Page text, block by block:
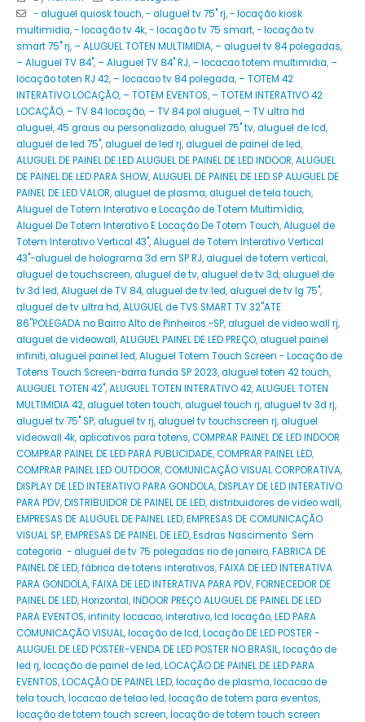
- aluguel quiosk touch,- aluguel tv 75" rj,- locação kiosk
multimidia,- locação tv 4k,- locação tv 75 smart,- locação tv
smart 75" rj,– ALUGUEL TOTEN MULTIMIDIA,– aluguel tv 84 polegadas,
– Aluguel TV 84",– Aluguel TV 84" RJ,– locacao totem multimidia,–
locação toten RJ 42,– locacao tv 84 polegada,– TOTEM 42
INTERATIVO LOCAÇÃO,– TOTEM EVENTOS,– TOTEM INTERATIVO 42
LOCAÇÃO,– TV 84 locação,– TV 84 pol aluguel,– TV ultra hd
aluguel,45 graus ou personalizado,aluguel 75" tv,aluguel de lcd,
aluguel de led 75",aluguel de led rj,aluguel de painel de led,
ALUGUEL DE PAINEL DE LED ALUGUEL DE PAINEL DE LED INDOOR,ALUGUEL
DE PAINEL DE LED PARA SHOW,ALUGUEL DE PAINEL DE LED SP ALUGUEL DE
PAINEL DE LED VALOR,aluguel de plasma,aluguel de tela touch,
Aluguel de Totem Interativo e Locação de Totem Multimídia,
Aluguel De Totem Interativo E Locação De Totem Touch,Aluguel de
Totem Interativo Vertical 43",Aluguel de Totem Interativo Vertical
43"-aluguel de holograma 3d em SP RJ,aluguel de totem vertical,
aluguel de touchscreen,aluguel de tv,aluguel de tv 3d,aluguel de
tv 3d led,Aluguel de TV 84,aluguel de tv led,aluguel de tv lg 75",
aluguel de tv ultra hd,ALUGUEL de TVS SMART TV 32''ATE
86''POLEGADA no Bairro‎ Alto de Pinheiros‎ -SP,aluguel de video wall rj,
aluguel de videowall,ALUGUEL PAINEL DE LED PREÇO,aluguel painel
infiniti,aluguel painel led,Aluguel Totem Touch Screen - Locação de
Totens Touch Screen-barra funda SP 2023,aluguel toten 42 touch,
ALUGUEL TOTEN 42",ALUGUEL TOTEN INTERATIVO 42,ALUGUEL TOTEN
MULTIMIDIA 42,aluguel toten touch,aluguel touch rj,aluguel tv 3d rj,
aluguel tv 75" SP,aluguel tv rj,aluguel tv touchscreen rj,aluguel
videowall 4k,aplicativos para totens,COMPRAR PAINEL DE LED INDOOR
COMPRAR PAINEL DE LED PARA PUBLICIDADE,COMPRAR PAINEL LED,
COMPRAR PAINEL LED OUTDOOR,COMUNICAÇÃO VISUAL CORPORATIVA,
DISPLAY DE LED INTERATIVO PARA GONDOLA,DISPLAY DE LED INTERATIVO
PARA PDV,DISTRIBUIDOR DE PAINEL DE LED,distribuidores de video wall,
EMPRESAS DE ALUGUEL DE PAINEL LED,EMPRESAS DE COMUNICAÇÃO
VISUAL SP,EMPRESAS DE PAINEL DE LED,Esdras Nascimento Sem
categoria - aluguel de tv 75 polegadas rio de janeiro,FABRICA DE
PAINEL DE LED,fábrica de totens interativos,FAIXA DE LED INTERATIVA
PARA GONDOLA,FAIXA DE LED INTERATIVA PARA PDV,FORNECEDOR DE
PAINEL DE LED,Horizontal,INDOOR PREÇO ALUGUEL DE PAINEL DE LED
PARA EVENTOS,infinity locacao,interativo,lcd locação,LED PARA
COMUNICAÇÃO VISUAL,locação de lcd,Locação DE LED POSTER -
ALUGUEL DE LED POSTER-VENDA DE LED POSTER NO BRASIL,locação de
led rj,locação de painel de led,LOCAÇÃO DE PAINEL DE LED PARA
EVENTOS,LOCAÇÃO DE PAINEL LED,locação de plasma,locacao de
tela touch,locacao de telao led,locação de totem para eventos,
locação de totem touch screen,locação de totem touch screen